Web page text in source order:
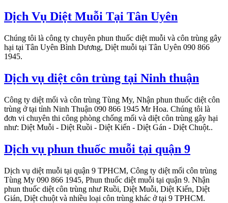
Dịch Vụ Diệt Muỗi Tại Tân Uyên
Chúng tôi là công ty chuyên phun thuốc diệt muỗi và côn trùng gây
hại tại Tân Uyên Bình Dương, Diệt muỗi tại Tân Uyên 090 866
1945.
Dịch vụ diệt côn trùng tại Ninh thuận
Công ty diệt mối và côn trùng Tùng My, Nhận phun thuốc diệt côn
trùng ở tại tỉnh Ninh Thuận 090 866 1945 Mr Hoa. Chúng tôi là
đơn vi chuyên thi công phòng chống mối và diệt côn trùng gây hại
như: Diệt Muỗi - Diệt Ruồi - Diệt Kiến - Diệt Gán - Diệt Chuột..
Dịch vụ phun thuốc muỗi tại quận 9
Dịch vụ diệt muỗi tại quận 9 TPHCM, Công ty diệt mối côn trùng
Tùng My 090 866 1945, Phun thuốc diệt muỗi tại quận 9. Nhận
phun thuốc diệt côn trùng như Ruồi, Diệt Muỗi, Diệt Kiến, Diệt
Gián, Diệt chuột và nhiều loại côn trùng khác ở tại 9 TPHCM.